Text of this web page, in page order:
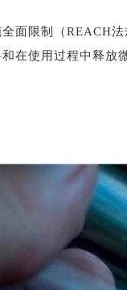
面限制（REACH
在使用过程中释放